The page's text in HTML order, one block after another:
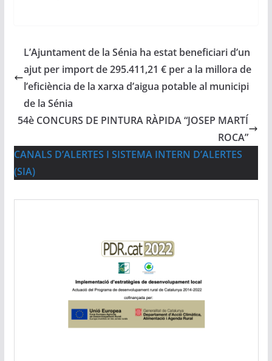
L’Ajuntament de la Sénia ha estat beneficiari d’un
ajut per import de 295.411,21 € per a la millora de
l’eficiència de la xarxa d’aigua potable al municipi
de la Sénia
54è CONCURS DE PINTURA RÀPIDA “JOSEP MARTÍ
ROCA”
CANALS D’ALERTES I SISTEMA INTERN D’ALERTES
(SIA)